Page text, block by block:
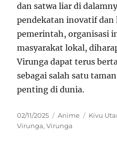
dan satwa liar di
pendekatan inovatif dan
pemerintah, organisasi
masyarakat lokal,
Virunga dapat terus
sebagai salah satu
penting di dunia.
Posted
on
02/11/2025 Categories
Anime Tags
Kivu
Virunga,Virunga